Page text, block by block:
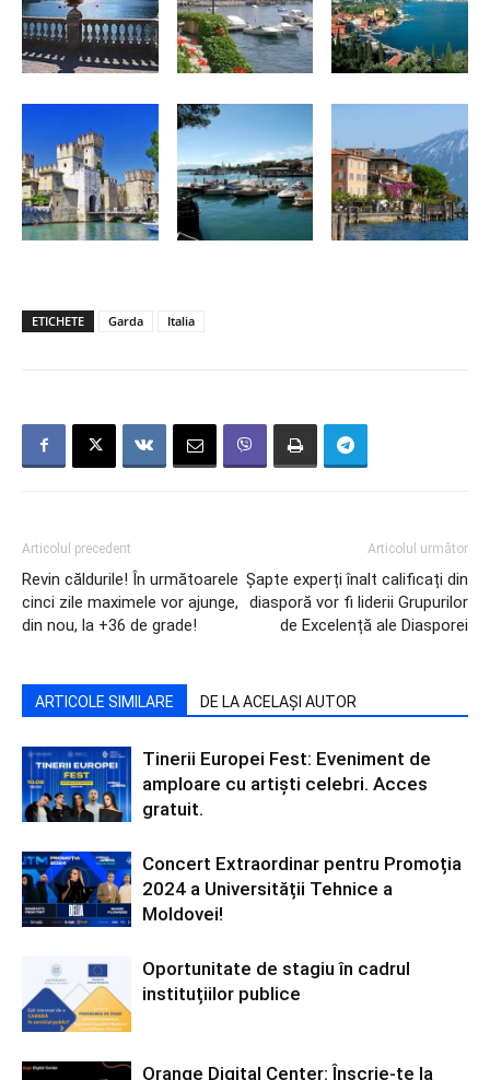
ETICHETE Garda Italia
Articolul precedent
Revin căldurile! În următoarele
cinci zile maximele vor ajunge,
din nou, la +36 de grade!
Articolul următor
Şapte experți înalt calificați din
diasporă vor fi liderii Grupurilor
de Excelență ale Diasporei
ARTICOLE SIMILARE DE LA ACELAȘI AUTOR
Tinerii Europei Fest: Eveniment de
amploare cu artiști celebri. Acces
gratuit.
Concert Extraordinar pentru Promoția
2024 a Universității Tehnice a
Moldovei!
Oportunitate de stagiu în cadrul
instituțiilor publice
Orange Digital Center: Înscrie-te la